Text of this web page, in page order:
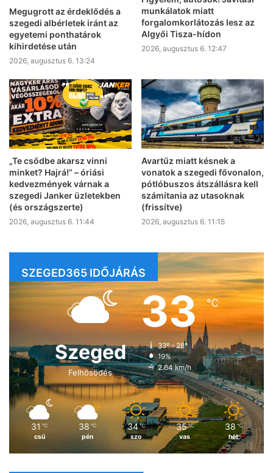
Megugrott az érdeklődés a
szegedi albérletek iránt az
egyetemi ponthatárok
kihirdetése után
2026, augusztus 6. 13:24
munkálatok miatt
forgalomkorlátozás lesz az
Algyői Tisza-hídon
2026, augusztus 6. 12:47
„Te csődbe akarsz vinni
minket? Hajrá!” – óriási
kedvezmények várnak a
szegedi Janker üzletekben
(és országszerte)
2026, augusztus 6. 11:44
Avartűz miatt késnek a
vonatok a szegedi fővonalon,
pótlóbuszos átszállásra kell
számítania az utasoknak
(frissítve)
2026, augusztus 6. 11:15
SZEGED365 IDŐJÁRÁS
Szeged
Felhősödés
33℃
33º - 28º
19%
2.64 km/h
31 ℃
csü
38 ℃
pén
34 ℃
szo
35 ℃
vas
38 ℃
hét